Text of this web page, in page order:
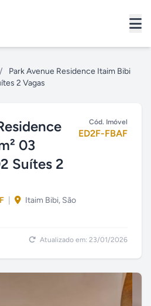
/
Park Avenue Residence Itaim Bibi
2 Vagas
03
Suítes 2
Itaim Bibi, São
Cód. Imóvel
ED2F-FBAF
Atualizado em: 23/01/2026